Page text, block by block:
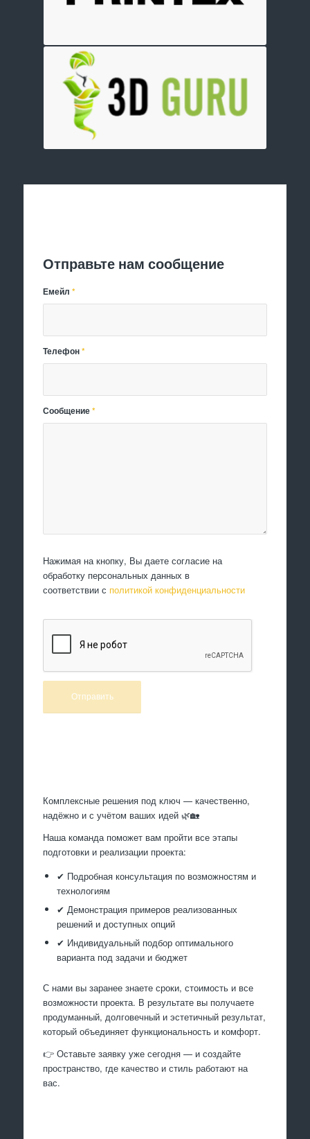
Отправьте нам сообщение
Емейл*
Телефон*
Сообщение*
Нажимая на кнопку, Вы даете согласие на
обработку персональных данных в
соответствии с политикой конфиденциальности
Комплексные решения под ключ — качественно,
надёжно и с учётом ваших идей 🌿🏡
Наша команда поможет вам пройти все этапы
подготовки и реализации проекта:
✔ Подробная консультация по возможностям и
технологиям
✔ Демонстрация примеров реализованных
решений и доступных опций
✔ Индивидуальный подбор оптимального
варианта под задачи и бюджет
С нами вы заранее знаете сроки, стоимость и все
возможности проекта. В результате вы получаете
продуманный, долговечный и эстетичный результат,
который объединяет функциональность и комфорт.
👉 Оставьте заявку уже сегодня — и создайте
пространство, где качество и стиль работают на
вас.